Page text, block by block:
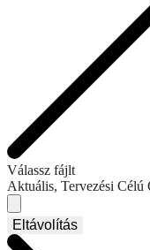
Válassz fájlt
Aktuális, Tervezési Célú
Eltávolítás